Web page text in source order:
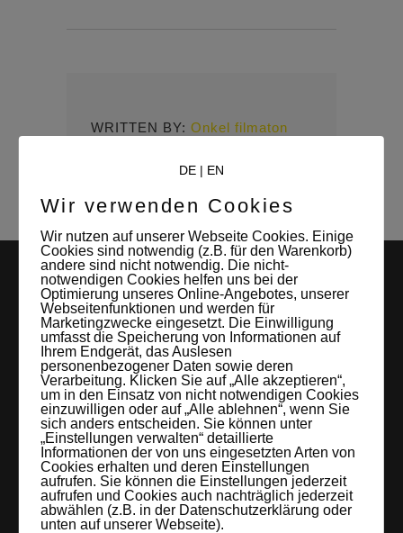
WRITTEN BY: Onkel filmaton
LEIPZIGS MIETSTUDIO
Hier lassen sich Foto- und Videoproduktionen aller Art in
entspannter Loftatmosphäre realisieren. Alles da, was man
braucht: Technik, Platz, Couch und Kaffee. Folgt uns!
DE| EN
Wir verwenden Cookies
Wir nutzen auf unserer Webseite Cookies. Einige
Cookies sind notwendig (z.B. für den Warenkorb)
andere sind nicht notwendig. Die nicht-
notwendigen Cookies helfen uns bei der
Optimierung unseres Online-Angebotes, unserer
Webseitenfunktionen und werden für
Marketingzwecke eingesetzt. Die Einwilligung
umfasst die Speicherung von Informationen auf
Ihrem Endgerät, das Auslesen
personenbezogener Daten sowie deren
Verarbeitung. Klicken Sie auf „Alle akzeptieren“,
um in den Einsatz von nicht notwendigen Cookies
einzuwilligen oder auf „Alle ablehnen“, wenn Sie
sich anders entscheiden. Sie können unter
„Einstellungen verwalten“ detaillierte
Informationen der von uns eingesetzten Arten von
Cookies erhalten und deren Einstellungen
aufrufen. Sie können die Einstellungen jederzeit
aufrufen und Cookies auch nachträglich jederzeit
abwählen (z.B. in der Datenschutzerklärung oder
unten auf unserer Webseite).